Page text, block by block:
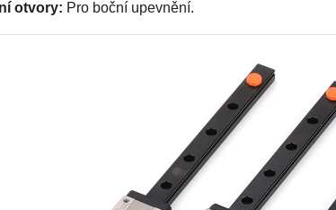
otvory: Pro boční upevnění.